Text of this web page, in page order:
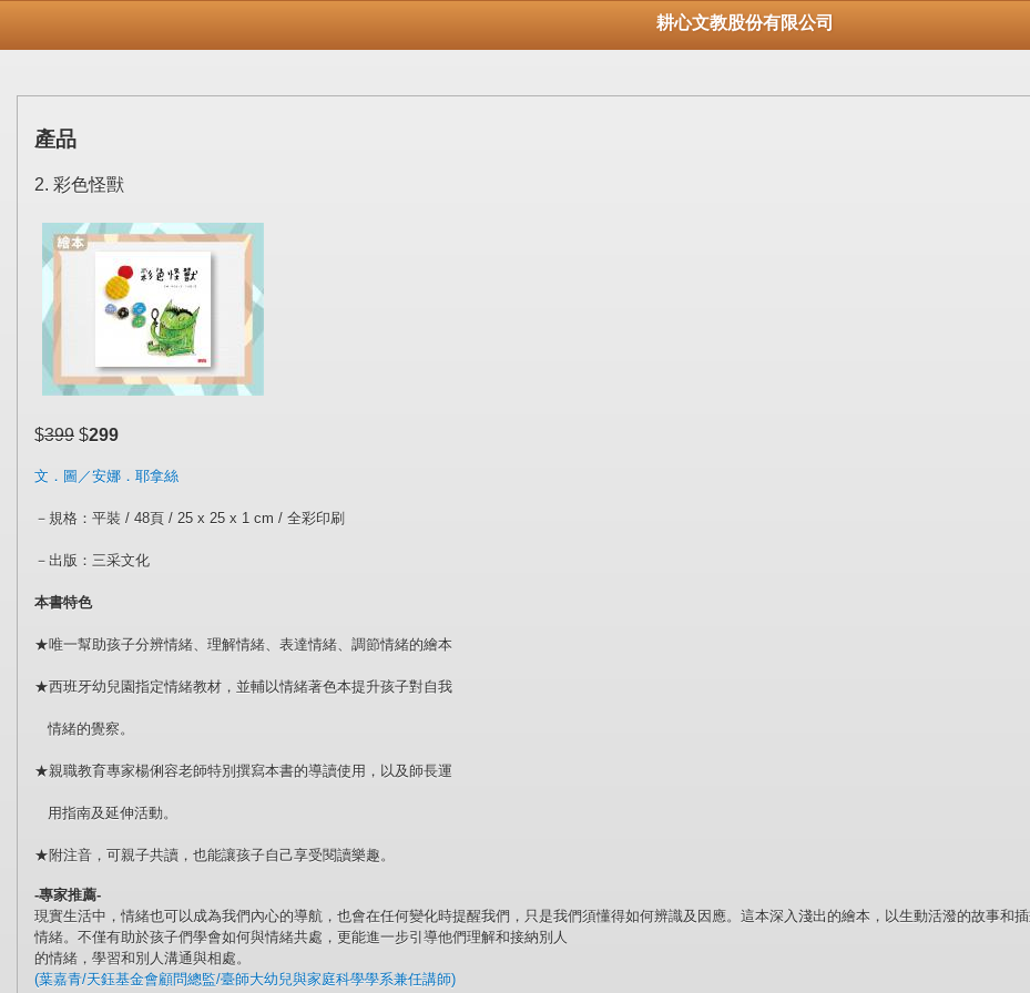
耕心文教股份有限公司
產品
2. 彩色怪獸
$399 $299
文．圖／安娜．耶拿絲
－規格：平裝 / 48頁 / 25 x 25 x 1 cm / 全彩印刷
－出版：三采文化
本書特色
★唯一幫助孩子分辨情緒、理解情緒、表達情緒、調節情緒的繪本
★西班牙幼兒園指定情緒教材，並輔以情緒著色本提升孩子對自我
情緒的覺察。
★親職教育專家楊俐容老師特別撰寫本書的導讀使用，以及師長運
用指南及延伸活動。
★附注音，可親子共讀，也能讓孩子自己享受閱讀樂趣。
-專家推薦-
現實生活中，情緒也可以成為我們內心的導航，也會在任何變化時提醒我們，只是我們須懂得如何辨識及因應。這本深入淺出的繪本，以生動活潑的故事和
情緒。不僅有助於孩子們學會如何與情緒共處，更能進一步引導他們理解和接納別人
的情緒，學習和別人溝通與相處。
(葉嘉青/天鈺基金會顧問總監/臺師大幼兒與家庭科學學系兼任講師)